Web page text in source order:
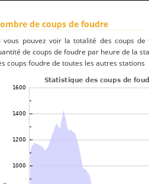
de coups de foudre
vous pouvez voir la totalité des coups
de coups de foudre par heure de la
coups foudre de toutes les autres stations